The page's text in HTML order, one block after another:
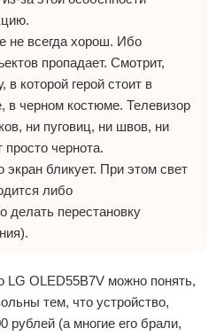
не всегда хорош. Ибо
пропадает. Смотрит,
в которой герой стоит в
в черном костюме. Телевизор
ни пуговиц, ни швов, ни
просто чернота.
бликует. При этом свет
либо
делать перестановку
LG OLED55B7V можно понять,
тем, что устройство,
рублей (а многие его брали,